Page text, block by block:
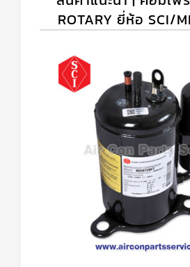
ROTARY ยี่ห้อ SCI/